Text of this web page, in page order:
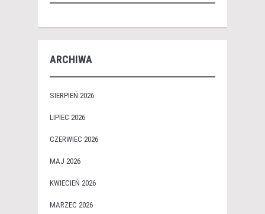
ARCHIWA
SIERPIEŃ 2026
LIPIEC 2026
CZERWIEC 2026
MAJ 2026
KWIECIEŃ 2026
MARZEC 2026